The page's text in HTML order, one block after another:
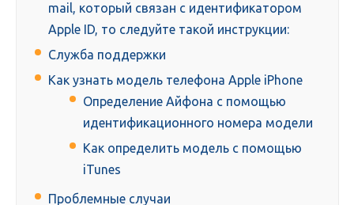
mail, который связан с идентификатором
Apple ID, то следуйте такой инструкции:
Служба поддержки
Как узнать модель телефона Apple iPhone
Определение Айфона с помощью
идентификационного номера модели
Как определить модель с помощью
iTunes
Проблемные случаи